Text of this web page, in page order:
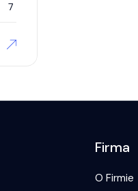
7
Firma
O Firmie